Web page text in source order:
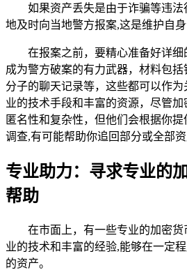
如果资产丢失是由于诈骗等违
地及时向当地警方报案,这是维护自
在报案之前，要精心准备好详
成为警方破案的有力武器，材料包
分子的聊天记录等，这些都可以作
业的技术手段和丰富的资源，尽管
匿名性和复杂性，但他们会根据你
调查,有可能帮助你追回部分或全部资
专业助力：寻求专业的
帮助
在市面上，有一些专业的加密
业的技术和丰富的经验,能够在一定
的资产。